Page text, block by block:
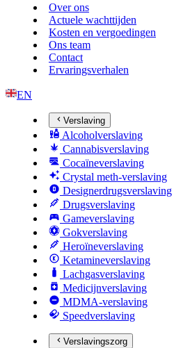
Over ons
Actuele wachttijden
Kosten en vergoedingen
Ons team
Contact
Ervaringsverhalen
EN
Verslaving
Alcoholverslaving
Cannabisverslaving
Cocaïneverslaving
Crystal meth-verslaving
Designerdrugsverslaving
Drugsverslaving
Gameverslaving
Gokverslaving
Heroïneverslaving
Ketamineverslaving
Lachgasverslaving
Medicijnverslaving
MDMA-verslaving
Speedverslaving
Verslavingszorg